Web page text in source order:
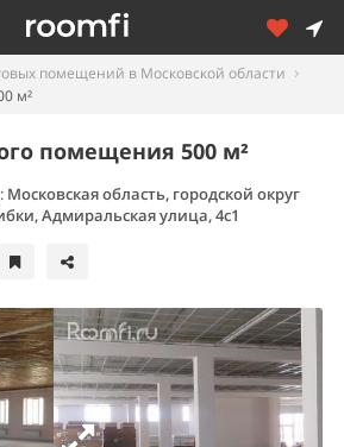
помещений в Московской области
м²
помещения 500 м²
Московская область, городской округ
Адмиральская улица, 4с1